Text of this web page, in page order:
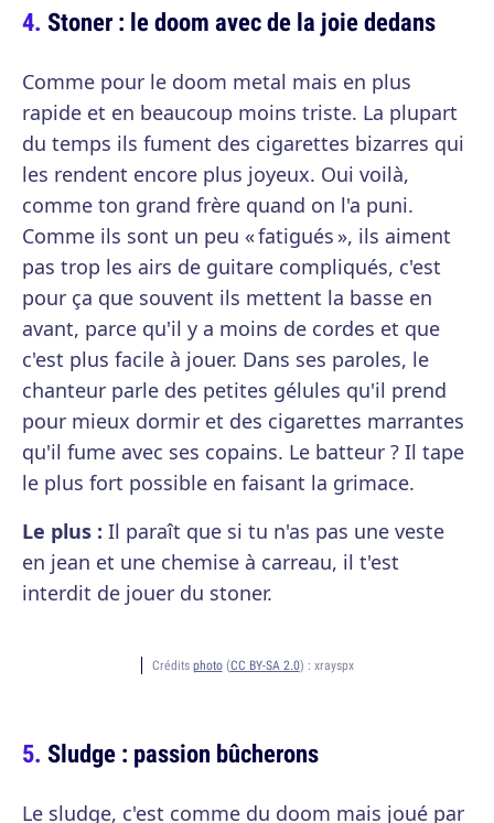
Stoner : le doom avec de la joie dedans
Comme pour le doom metal mais en plus
rapide et en beaucoup moins triste. La plupart
du temps ils fument des cigarettes bizarres qui
les rendent encore plus joyeux. Oui voilà,
comme ton grand frère quand on l'a puni.
Comme ils sont un peu « fatigués », ils aiment
pas trop les airs de guitare compliqués, c'est
pour ça que souvent ils mettent la basse en
avant, parce qu'il y a moins de cordes et que
c'est plus facile à jouer. Dans ses paroles, le
chanteur parle des petites gélules qu'il prend
pour mieux dormir et des cigarettes marrantes
qu'il fume avec ses copains. Le batteur ? Il tape
le plus fort possible en faisant la grimace.
Le plus : Il paraît que si tu n'as pas une veste
en jean et une chemise à carreau, il t'est
interdit de jouer du stoner.
Crédits photo(CC BY-SA 2.0) : xrayspx
Sludge : passion bûcherons
Le sludge, c'est comme du doom mais joué par